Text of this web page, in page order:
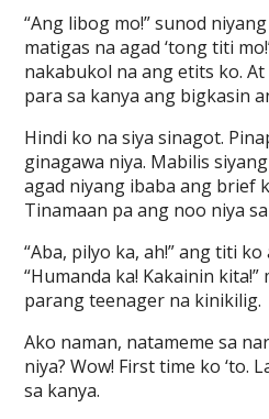
“Ang libog mo!” sunod
matigas na agad ‘tong titi
nakabukol na ang etits ko.
para sa kanya ang bigkasin
Hindi ko na siya sinagot.
ginagawa niya. Mabilis
agad niyang ibaba ang brief
Tinamaan pa ang noo niya
“Aba, pilyo ka, ah!” ang titi
“Humanda ka! Kakainin
parang teenager na kinikilig.
Ako naman, natameme sa
niya? Wow! First time ko ‘to.
sa kanya.